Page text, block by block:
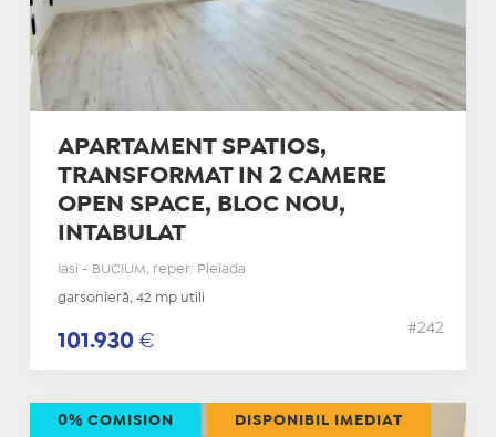
APARTAMENT SPATIOS,
TRANSFORMAT IN 2 CAMERE
OPEN SPACE, BLOC NOU,
INTABULAT
Iasi - BUCIUM, reper: Pleiada
garsonieră, 42 mp utili
101.930 €
#242
0% COMISION DISPONIBIL IMEDIAT